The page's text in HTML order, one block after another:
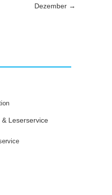
Dezember →
Leserservice